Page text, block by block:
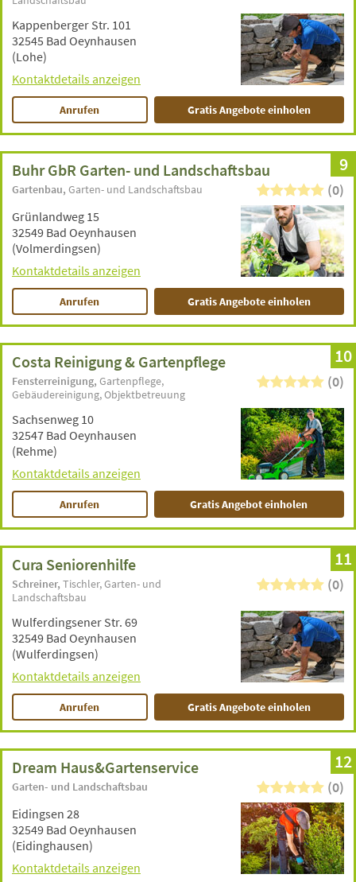
Kappenberger Str. 101
32545 Bad Oeynhausen
(Lohe)
Kontaktdetails anzeigen
Anrufen Gratis Angebote einholen
9
Buhr GbR Garten- und Landschaftsbau
Gartenbau Garten- und Landschaftsbau (0)
Grünlandweg 15
32549 Bad Oeynhausen
(Volmerdingsen)
Kontaktdetails anzeigen
Anrufen Gratis Angebote einholen
10
Costa Reinigung & Gartenpflege
Fensterreinigung Gartenpflege
Gebäudereinigung Objektbetreuung
(0)
Sachsenweg 10
32547 Bad Oeynhausen
(Rehme)
Kontaktdetails anzeigen
Anrufen Gratis Angebot einholen
11
Cura Seniorenhilfe
Schreiner Tischler Garten- und
Landschaftsbau
(0)
Wulferdingsener Str. 69
32549 Bad Oeynhausen
(Wulferdingsen)
Kontaktdetails anzeigen
Anrufen Gratis Angebote einholen
12
Dream Haus&Gartenservice
Garten- und Landschaftsbau (0)
Eidingsen 28
32549 Bad Oeynhausen
(Eidinghausen)
Kontaktdetails anzeigen